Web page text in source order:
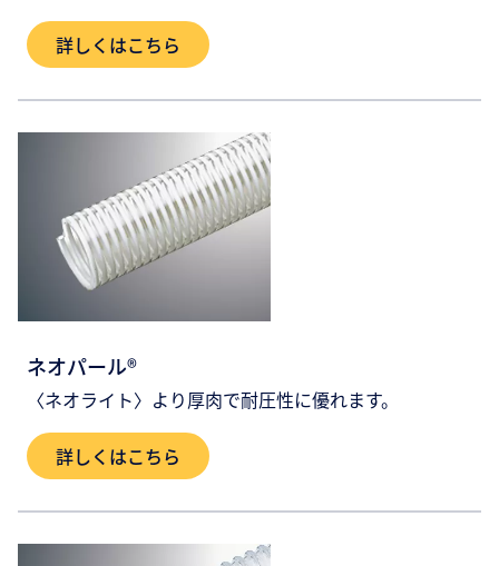
詳しくはこちら
ネオパール®
〈ネオライト〉より厚肉で耐圧性に優れます。
詳しくはこちら